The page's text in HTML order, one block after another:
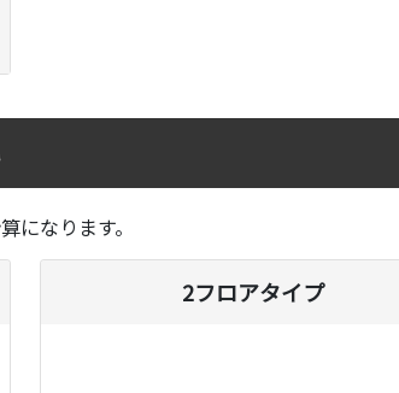
になります。
2フロアタイプ